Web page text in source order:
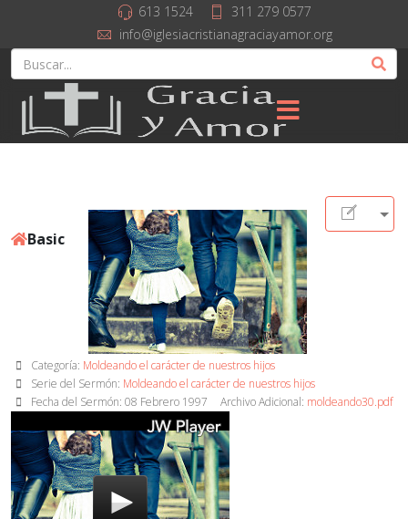
613 1524
311 279 0577
info@iglesiacristianagraciayamor.org
Basic
Categoría: Moldeando el carácter de nuestros hijos
Serie del Sermón: Moldeando el carácter de nuestros hijos
Fecha del Sermón: 08 Febrero 1997
Archivo Adicional: moldeando30.pdf